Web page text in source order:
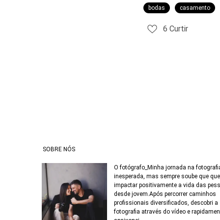
bodas casamento
6 Curtir
SOBRE NÓS
O fotógrafo_Minha jornada na
inesperada, mas sempre soube que
impactar positivamente a vida das
desde jovem.Após percorrer caminhos
profissionais diversificados, descobri a
fotografia através do vídeo e